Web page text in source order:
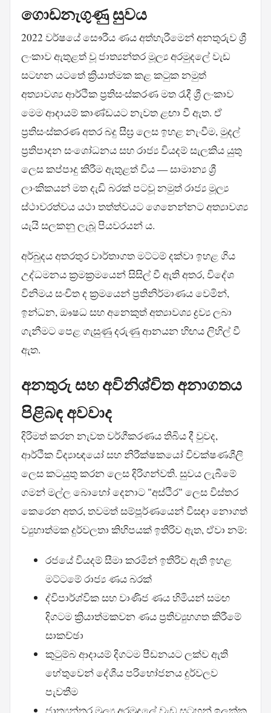
ගොඩනැගුණු සුවය
2022 වර්ෂයේ සෞරීය ණය අත්හැරීමෙන් අනතුරුව ශ්‍රී
ලංකාව ඇතුළත් වූ ජාත්‍යන්තර මූල්‍ය අරමුදලේ වැඩ
සටහන යටතේ ක්‍රියාත්මක කළ කටුක නමුත්
අත්‍යාවශ්‍ය ආර්ථික ප්‍රතිසංස්කරණ මත රැදී ශ්‍රී ලංකාව
මෙම ආදායම් කාණ්ඩයට නැවත ළඟා වී ඇත. ඒ
ප්‍රතිසංස්කරණ අතර බදු සීඝ්‍ර ලෙස ඉහළ නැංවීම, මුදල්
ප්‍රතිපාදන සංශෝධනය සහ රාජ්‍ය වියදම් සැලකිය යුතු
ලෙස කප්පාදු කිරීම ඇතුළත් විය — සාමාන්‍ය ශ්‍රී
ලාංකිකයන් මත දැඩි බරක් පටවූ නමුත් රාජ්‍ය මූල්‍ය
ස්ථාවරත්වය යථා තත්ත්වයට ගෙනෙන්නට අත්‍යාවශ්‍ය
යැයි සලකනු ලැබූ පියවරයන් ය.
අර්බුදය අතරතුර වාර්තාගත මට්ටම් දක්වා ඉහළ ගිය
උද්ධමනය ක්‍රමක්‍රමයෙන් සිසිල් වී ඇති අතර, විදේශ
විනිමය සංචිත ද ක්‍රමයෙන් ප්‍රතිනිර්මාණය වෙමින්,
ඉන්ධන, ඖෂධ සහ අනෙකුත් අත්‍යාවශ්‍ය ද්‍රව්‍ය ලබා
ගැනීමට පෙළ ගැසුණු දරුණු ආනයන හිඟය ලිහිල් වී
ඇත.
අනතුරු සහ අවිනිශ්චිත අනාගතය
පිළිබඳ අවවාද
දිරිමත් කරන නැවත වර්ගීකරණය තිබිය දී වුවද,
ආර්ථික විද්‍යාඥයෝ සහ නිරීක්ෂකයෝ විචක්ෂණශීලි
ලෙස කටයුතු කරන ලෙස දිරිගන්වති. සුවය ලැබීමේ
ගමන් මල්ල බොහෝ දෙනාට "අස්ථිර" ලෙස විස්තර
කෙරෙන අතර, තවමත් සම්පූර්ණයෙන් විසඳා නොගත්
ව්‍යුහාත්මක දුර්වලතා කිහිපයක් ඉතිරිව ඇත, ඒවා නම්:
රජයේ වියදම් සීමා කරමින් ඉතිරිව ඇති ඉහළ
මට්ටමේ රාජ්‍ය ණය බරක්
ද්විපාර්ශ්වික සහ වාණිජ ණය හිමියන් සමඟ
දිගටම ක්‍රියාත්මකවන ණය ප්‍රතිව්‍යුහගත කිරීමේ
සාකච්ඡා
කුටුම්බ ආදායම් දිගටම පීඩනයට ලක්ව ඇති
හේතුවෙන් දේශීය පරිභෝජනය දුර්වලව
පැවතීම